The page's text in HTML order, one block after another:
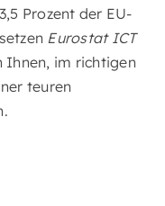
Prozent der EU-
Eurostat ICT
Ihnen, im richtigen
teuren